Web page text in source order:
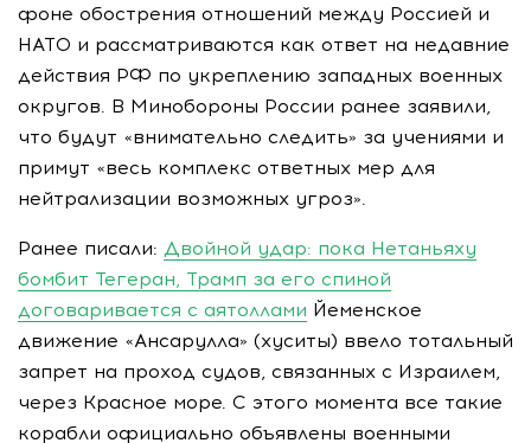
фоне обострения отношений между Россией и
НАТО и рассматриваются как ответ на недавние
действия РФ по укреплению западных военных
округов. В Минобороны России ранее заявили,
что будут «внимательно следить» за учениями и
примут «весь комплекс ответных мер для
нейтрализации возможных угроз».
Ранее писали: Двойной удар: пока Нетаньяху
бомбит Тегеран, Трамп за его спиной
договаривается с аятоллами Йеменское
движение «Ансарулла» (хуситы) ввело тотальный
запрет на проход судов, связанных с Израилем,
через Красное море. С этого момента все такие
корабли официально объявлены военными